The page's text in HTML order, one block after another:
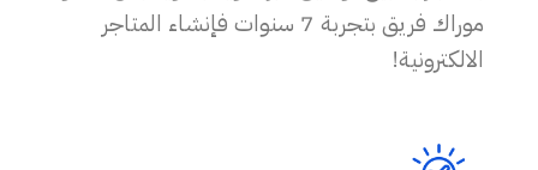
موراك فريق بتجربة 7 سنوات فإنشاء المتاجر
الالكترونية!